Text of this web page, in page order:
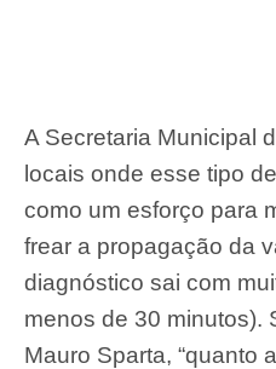
A Secretaria Municipal
locais onde esse tipo
como um esforço para
frear a propagação da
diagnóstico sai com
menos de 30 minutos).
Mauro Sparta, “quanto